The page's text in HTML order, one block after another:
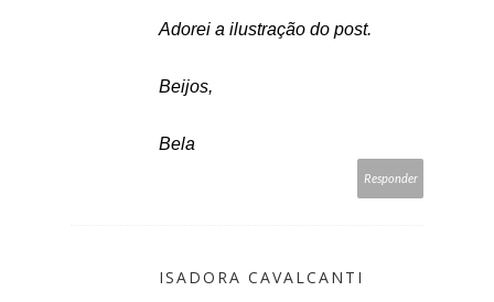
Adorei a ilustração do post.
Beijos,
Bela
Responder
ISADORA CAVALCANTI